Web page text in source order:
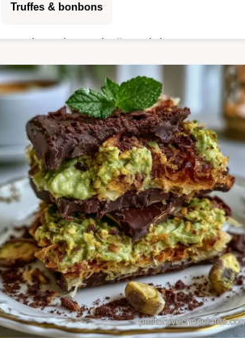
Truffes & bonbons
Le Chocolat Dubaï est ici. Cette
tablette chocolat Dubaï maison allie
pistache et kataïf. Inclut un tableau
d'équivalences budgétaires. Prêt en
4h21.